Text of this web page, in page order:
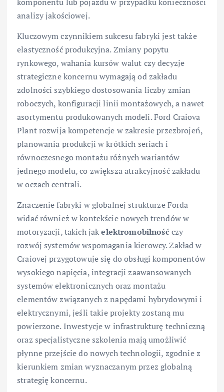
analizy jakościowej.
Kluczowym czynnikiem sukcesu fabryki jest także
elastyczność produkcyjna. Zmiany popytu
rynkowego, wahania kursów walut czy decyzje
strategiczne koncernu wymagają od zakładu
zdolności szybkiego dostosowania liczby zmian
roboczych, konfiguracji linii montażowych, a nawet
asortymentu produkowanych modeli. Ford Craiova
Plant rozwija kompetencje w zakresie przezbrojeń,
planowania produkcji w krótkich seriach i
równoczesnego montażu różnych wariantów
jednego modelu, co zwiększa atrakcyjność zakładu
w oczach centrali.
Znaczenie fabryki w globalnej strukturze Forda
widać również w kontekście nowych trendów w
motoryzacji, takich jakelektromobilność czy
rozwój systemów wspomagania kierowcy. Zakład w
Craiovej przygotowuje się do obsługi komponentów
wysokiego napięcia, integracji zaawansowanych
systemów elektronicznych oraz montażu
elementów związanych z napędami hybrydowymi i
elektrycznymi, jeśli takie projekty zostaną mu
powierzone. Inwestycje w infrastrukturę techniczną
oraz specjalistyczne szkolenia mają umożliwić
płynne przejście do nowych technologii, zgodnie z
kierunkiem zmian wyznaczanym przez globalną
strategię koncernu.